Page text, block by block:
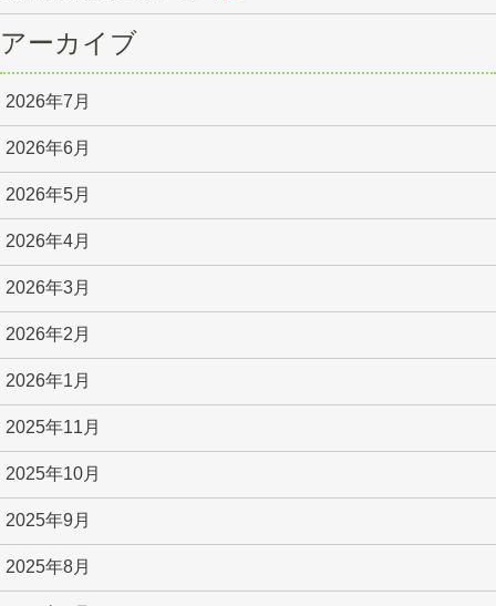
アーカイブ
2026年7月
2026年6月
2026年5月
2026年4月
2026年3月
2026年2月
2026年1月
2025年11月
2025年10月
2025年9月
2025年8月